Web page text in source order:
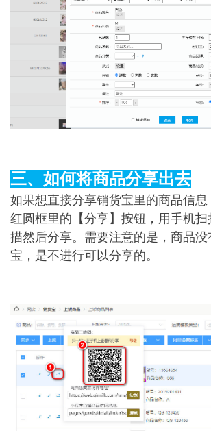
三、如何将商品分享出去
如果想直接分享销货宝里的商品信
红圆框里的【分享】按钮，用手机
描然后分享。需要注意的是，商品
宝，是不进行可以分享的。